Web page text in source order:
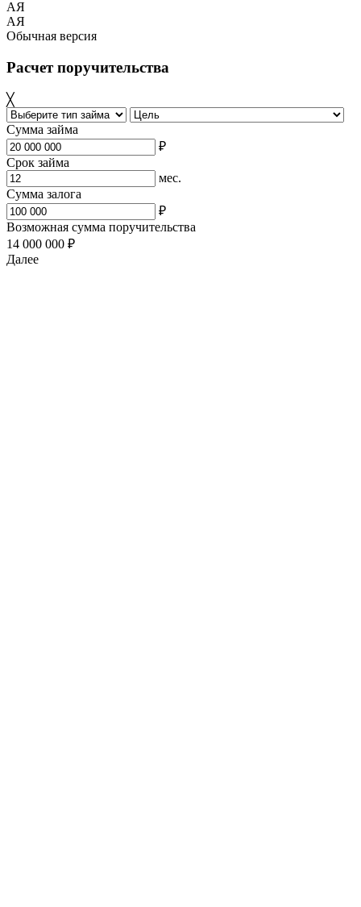
АЯ
АЯ
Обычная версия
Расчет поручительства
╳
Сумма займа
₽
Срок займа
мес.
Сумма залога
₽
Возможная сумма поручительства
14 000 000 ₽
Далее